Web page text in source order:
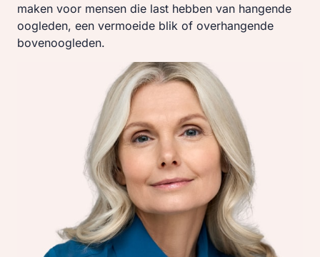
maken voor mensen die last hebben van hangende
oogleden, een vermoeide blik of overhangende
bovenoogleden.